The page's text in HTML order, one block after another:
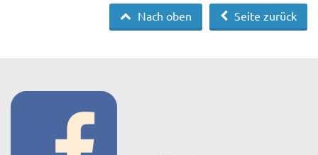
Seite zurück
Nach oben